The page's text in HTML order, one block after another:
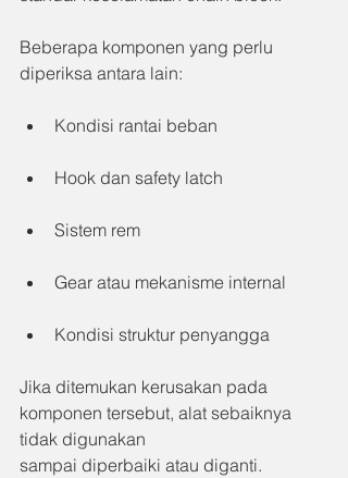
Beberapa komponen yang perlu
diperiksa antara lain:
Kondisi rantai beban
Hook dan safety latch
Sistem rem
Gear atau mekanisme internal
Kondisi struktur penyangga
Jika ditemukan kerusakan pada
komponen tersebut, alat sebaiknya
tidak digunakan
sampai diperbaiki atau diganti.